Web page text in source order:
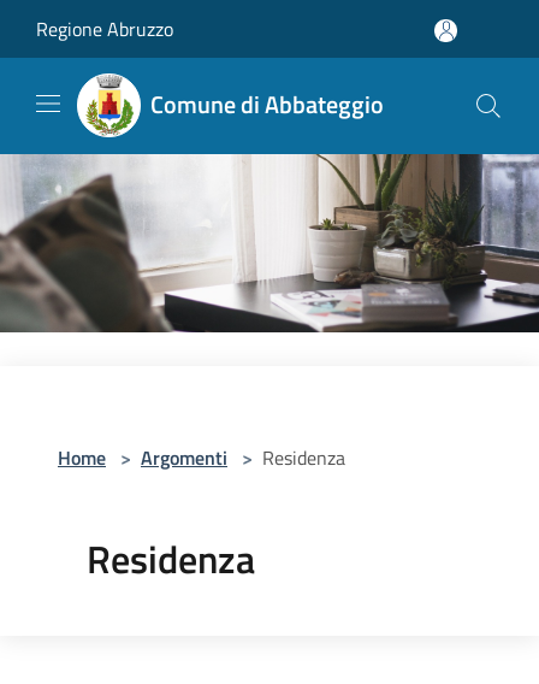
Regione Abruzzo
Comune di Abbateggio
Home > Argomenti > Residenza
Residenza